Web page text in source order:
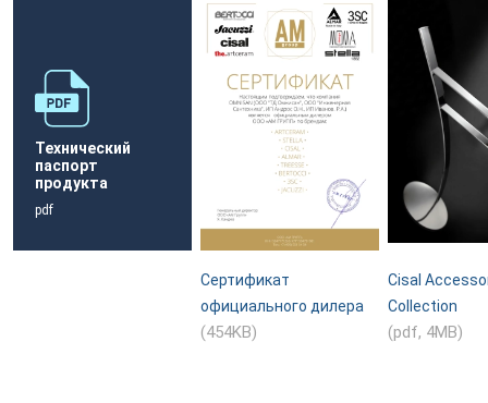
Технический
паспорт
продукта
pdf
Сертификат
официального дилера
(454KB)
Cisal
Collection
(pdf, 4MB)